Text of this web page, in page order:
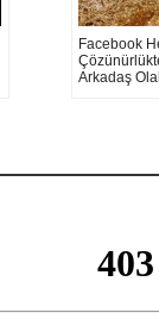
Facebook
Arkadaş